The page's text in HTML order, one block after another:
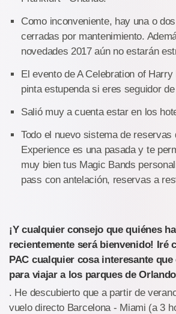
Como inconveniente, hay una o
cerradas por mantenimiento.
novedades 2017 aún no estarán
El evento de A Celebration of
pinta estupenda si eres seguidor
Salió muy a cuenta estar en los
Todo el nuevo sistema de reservas
Experience es una pasada y te
muy bien tus Magic Bands
pass con antelación, reservas a
¡Y cualquier consejo que quiénes
recientemente será bienvenido! Iré
PAC cualquier cosa interesante
para viajar a los parques de Orlando
. He descubierto que a partir de
vuelo directo Barcelona - Miami (a 3